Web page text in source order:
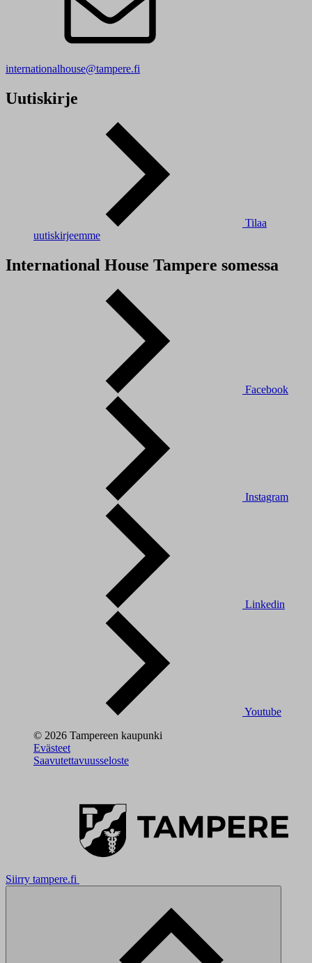
internationalhouse@tampere.fi
Uutiskirje
Tilaa
uutiskirjeemme
International House Tampere somessa
Facebook
Instagram
Linkedin
Youtube
© 2026 Tampereen kaupunki
Evästeet
Saavutettavuusseloste
Siirry tampere.fi